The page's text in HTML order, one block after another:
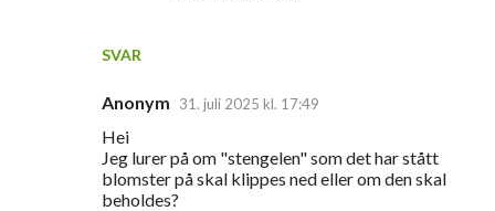
SVAR
Anonym 31. juli 2025 kl. 17:49
Hei
Jeg lurer på om "stengelen" som det har stått
blomster på skal klippes ned eller om den skal
beholdes?